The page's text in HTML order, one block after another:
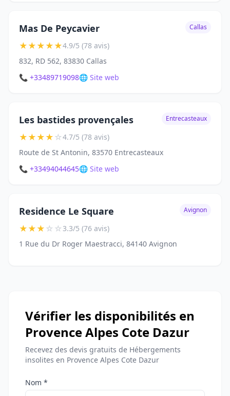
Mas De Peycavier Callas
★★★★★4.9/5 (78 avis)
832, RD 562, 83830 Callas
📞 +33489719098🌐 Site web
Les bastides provençales Entrecasteaux
★★★★☆4.7/5 (78 avis)
Route de St Antonin, 83570 Entrecasteaux
📞 +33494044645🌐 Site web
Residence Le Square Avignon
★★★☆☆3.3/5 (76 avis)
1 Rue du Dr Roger Maestracci, 84140 Avignon
Vérifier les disponibilités en
Provence Alpes Cote Dazur
Recevez des devis gratuits de Hébergements
insolites en Provence Alpes Cote Dazur
Nom *